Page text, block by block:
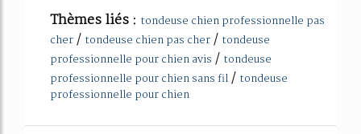
Thèmes liés : tondeuse chien professionnelle pas
cher/ tondeuse chien pas cher/ tondeuse
professionnelle pour chien avis / tondeuse
professionnelle pour chien sans fil/ tondeuse
professionnelle pour chien